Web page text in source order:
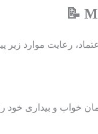
اعتماد، رعایت موارد
خواب و بیداری خود